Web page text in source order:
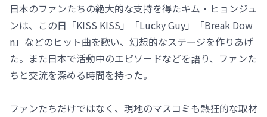
日本のファンたちの絶大的な支持を得たキム・ヒョンジュ
ンは、この日「KISS KISS」「Lucky Guy」「Break Dow
n」などのヒット曲を歌い、幻想的なステージを作りあげ
た。また日本で活動中のエピソードなどを語り、ファンた
ちと交流を深める時間を持った。
ファンたちだけではなく、現地のマスコミも熱狂的な取材